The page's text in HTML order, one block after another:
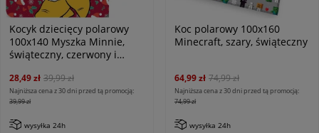
Kocyk dziecięcy polarowy
100x140 Myszka Minnie,
świąteczny, czerwony i
28,49 zł 39,99 zł
Najniższa cena z 30 dni przed tą promocją:
39,99 zł
wysyłka 24h
Koc polarowy 100x160
Minecraft, szary, świąteczny
64,99 zł 74,99 zł
Najniższa cena z 30 dni przed tą promocją:
74,99 zł
wysyłka 24h